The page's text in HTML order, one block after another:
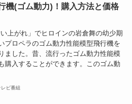
機(ゴム動力)！購入方法と価格
上がれ」でヒロインの岩倉舞の幼少期
プロペラのゴム動力性能模型飛行機を
ました。昔、流行ったゴム動力性能模
購入することができます。このゴム動
レビ番組